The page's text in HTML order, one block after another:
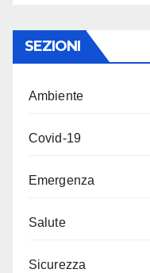
SEZIONI
Ambiente
Covid-19
Emergenza
Salute
Sicurezza